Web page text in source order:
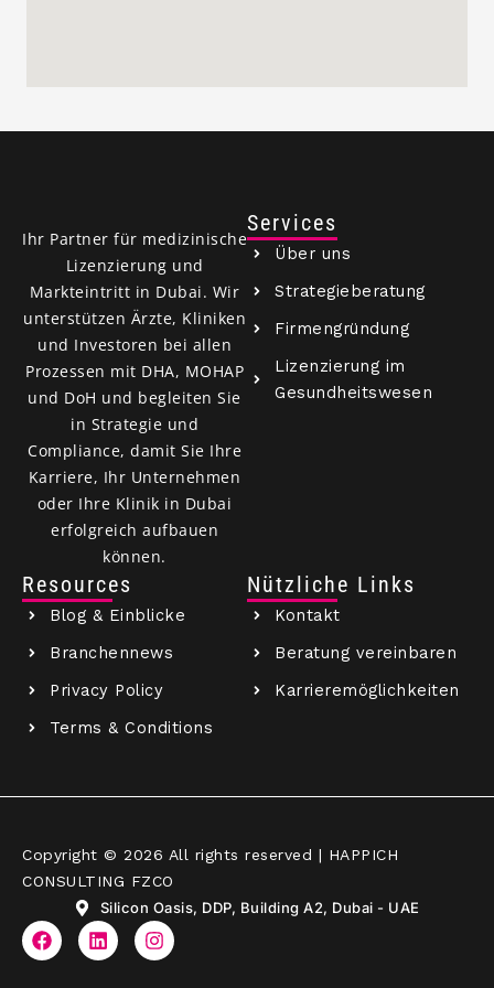
Ihr Partner für medizinische
Lizenzierung und
Markteintritt in Dubai. Wir
unterstützen Ärzte, Kliniken
und Investoren bei allen
Prozessen mit DHA, MOHAP
und DoH und begleiten Sie
in Strategie und
Compliance, damit Sie Ihre
Karriere, Ihr Unternehmen
oder Ihre Klinik in Dubai
erfolgreich aufbauen
können.
Services
Über uns
Strategieberatung
Firmengründung
Lizenzierung im
Gesundheitswesen
Resources
Blog & Einblicke
Branchennews
Privacy Policy
Terms & Conditions
Nützliche Links
Kontakt
Beratung vereinbaren
Karrieremöglichkeiten
Copyright © 2026 All rights reserved | HAPPICH
CONSULTING FZCO
Silicon Oasis, DDP, Building A2, Dubai - UAE
F
a
L
i
I
n